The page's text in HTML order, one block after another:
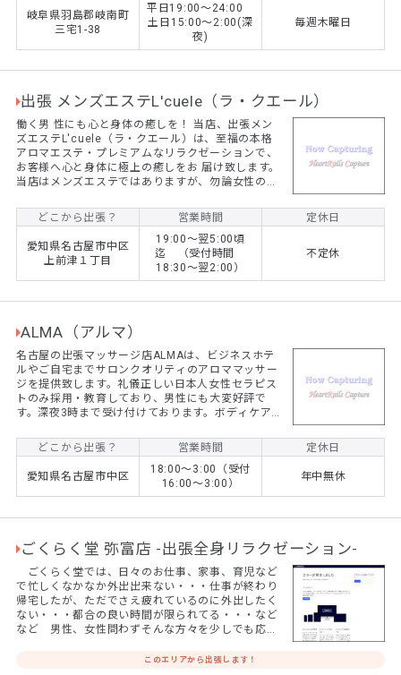
岐阜県羽島郡岐南町
三宅1-38
平日19:00〜24:00
土日15:00〜2:00(深
夜)
毎週木曜日
出張 メンズエステL'cuele（ラ・クエール）
働く男 性にも心と身体の癒しを！ 当店、出張メン
ズエステL'cuele（ラ・クエール）は、至福の本格
アロマエステ・プレミアムなリラクゼーションで、
お客様へ心と身体に極上の癒しをお 届け致します。
当店はメンズエステではありますが、勿論女性のお
15,000円～
どこから出張？ 営業時間 定休日
愛知県名古屋市中区
上前津１丁目
19:00～翌5:00頃
迄 （受付時間
18:30～翌2:00）
不定休
ALMA（アルマ）
名古屋の出張マッサージ店ALMAは、ビジネスホテ
ルやご自宅までサロンクオリティのアロママッサー
ジを提供致します。礼儀正しい日本人女性セラピス
トのみ採用・教育しており、男性にも大変好評で
す。深夜3時まで受け付けております。ボディケアと
どこから出張？
営業時間 定休日
愛知県名古屋市中区
18:00〜3:00（受付
16:00〜3:00）
年中無休
ごくらく堂 弥富店 -出張全身リラクゼーション-
ごくらく堂では、日々のお仕事、家事、育児など
で忙しくなかなか外出出来ない・・・仕事が終わり
帰宅したが、ただでさえ疲れているのに外出したく
ない・・・都合の良い時間が限られてる・・・など
など 男性、女性問わずそんな方々を少しでも応援
このエリアから出張します！